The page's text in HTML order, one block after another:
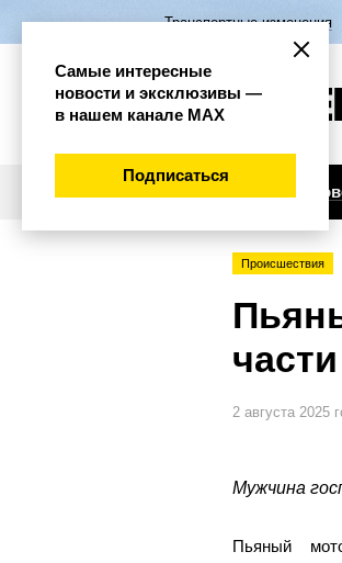
Транспортные изменения
Происшествия
2 августа 2025
Мужчина
Пьяный
Самые интересные
новости и эксклюзивы —
в нашем канале МАХ
Подписаться